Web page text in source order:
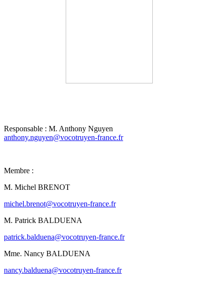
Responsable : M. Anthony Nguyen
anthony.nguyen@vocotruyen-france.fr
Membre :
M. Michel BRENOT
michel.brenot@vocotruyen-france.fr
M. Patrick BALDUENA
patrick.balduena@vocotruyen-france.fr
Mme. Nancy BALDUENA
nancy.balduena@vocotruyen-france.fr